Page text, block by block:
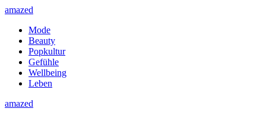
amazed
Mode
Beauty
Popkultur
Gefühle
Wellbeing
Leben
amazed